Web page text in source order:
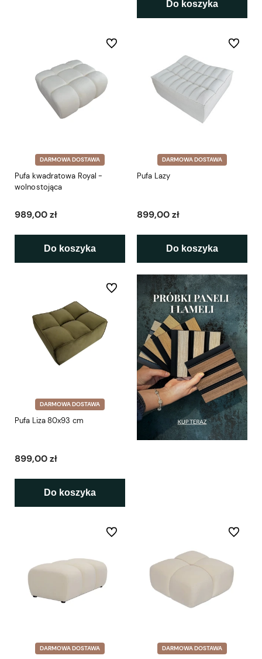
Do koszyka
DARMOWA DOSTAWA
Pufa kwadratowa Royal -
wolnostojąca
989,00 zł
Do koszyka
Do ulubionych
DARMOWA DOSTAWA
Pufa Lazy
899,00 zł
Do koszyka
Do
DARMOWA DOSTAWA
Pufa Liza 80x93 cm
899,00 zł
Do koszyka
Do ulubionych
DARMOWA DOSTAWA
Do ulubionych
DARMOWA DOSTAWA
Do